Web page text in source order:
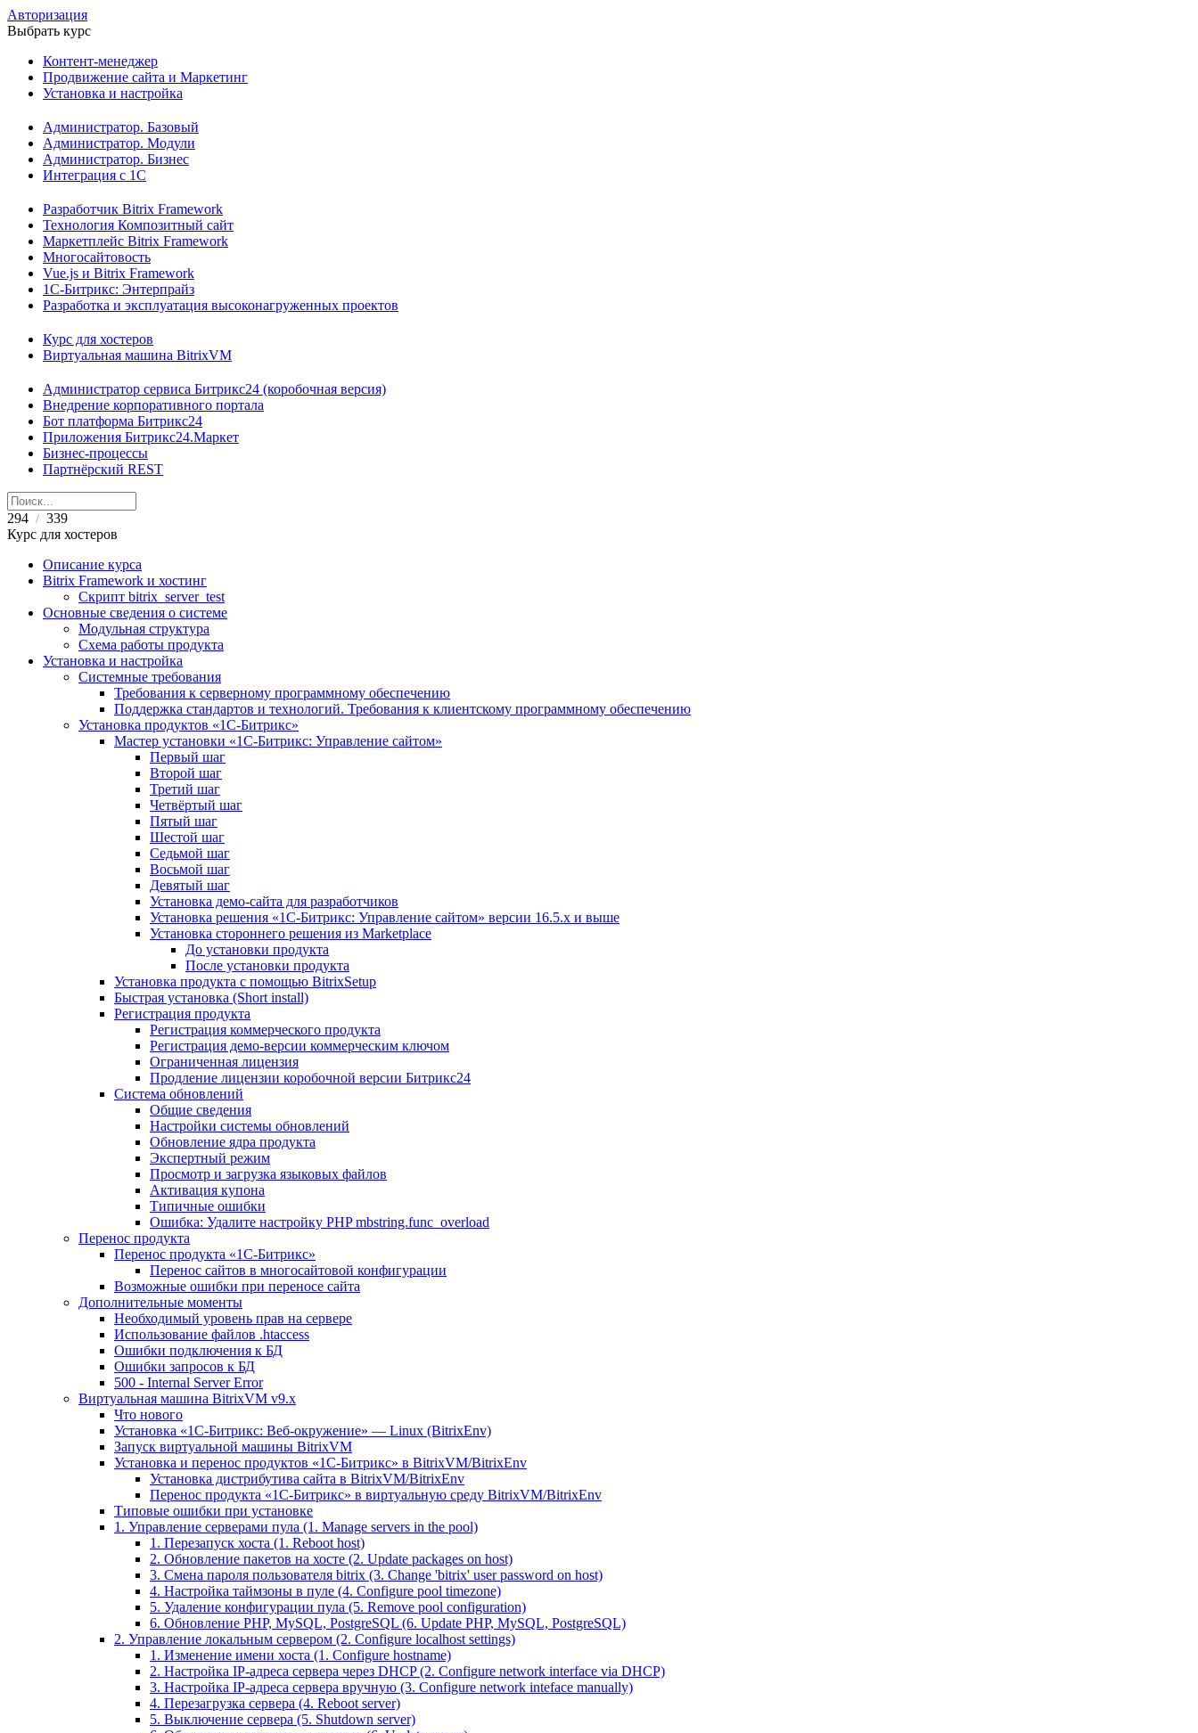
Авторизация
Выбрать курс
Контент-менеджер
Продвижение сайта и Маркетинг
Установка и настройка
Администратор. Базовый
Администратор. Модули
Администратор. Бизнес
Интеграция с 1С
Разработчик Bitrix Framework
Технология Композитный сайт
Маркетплейс Bitrix Framework
Многосайтовость
Vue.js и Bitrix Framework
1С-Битрикс: Энтерпрайз
Разработка и эксплуатация высоконагруженных проектов
Курс для хостеров
Виртуальная машина BitrixVM
Администратор сервиса Битрикс24 (коробочная версия)
Внедрение корпоративного портала
Бот платформа Битрикс24
Приложения Битрикс24.Маркет
Бизнес-процессы
Партнёрский REST
294 / 339
Курс для хостеров
Описание курса
Bitrix Framework и хостинг
Скрипт bitrix_server_test
Основные сведения о системе
Модульная структура
Схема работы продукта
Установка и настройка
Системные требования
Требования к серверному программному обеспечению
Поддержка стандартов и технологий. Требования к клиентскому программному обеспечению
Установка продуктов «1С-Битрикс»
Мастер установки «1C-Битрикс: Управление сайтом»
Первый шаг
Второй шаг
Третий шаг
Четвёртый шаг
Пятый шаг
Шестой шаг
Седьмой шаг
Восьмой шаг
Девятый шаг
Установка демо-сайта для разработчиков
Установка решения «1C-Битрикс: Управление сайтом» версии 16.5.х и выше
Установка стороннего решения из Marketplace
До установки продукта
После установки продукта
Установка продукта с помощью BitrixSetup
Быстрая установка (Short install)
Регистрация продукта
Регистрация коммерческого продукта
Регистрация демо-версии коммерческим ключом
Ограниченная лицензия
Продление лицензии коробочной версии Битрикс24
Система обновлений
Общие сведения
Настройки системы обновлений
Обновление ядра продукта
Экспертный режим
Просмотр и загрузка языковых файлов
Активация купона
Типичные ошибки
Ошибка: Удалите настройку PHP mbstring.func_overload
Перенос продукта
Перенос продукта «1C-Битрикс»
Перенос сайтов в многосайтовой конфигурации
Возможные ошибки при переносе сайта
Дополнительные моменты
Необходимый уровень прав на сервере
Использование файлов .htaccess
Ошибки подключения к БД
Ошибки запросов к БД
500 - Internal Server Error
Виртуальная машина BitrixVM v9.x
Что нового
Установка «1С-Битрикс: Веб-окружение» — Linux (BitrixEnv)
Запуск виртуальной машины BitrixVM
Установка и перенос продуктов «1С-Битрикс» в BitrixVM/BitrixEnv
Установка дистрибутива сайта в BitrixVM/BitrixEnv
Перенос продукта «1C-Битрикс» в виртуальную среду BitrixVM/BitrixEnv
Типовые ошибки при установке
1. Управление серверами пула (1. Manage servers in the pool)
1. Перезапуск хоста (1. Reboot host)
2. Обновление пакетов на хосте (2. Update packages on host)
3. Смена пароля пользователя bitrix (3. Change 'bitrix' user password on host)
4. Настройка таймзоны в пуле (4. Configure pool timezone)
5. Удаление конфигурации пула (5. Remove pool configuration)
6. Обновление PHP, MySQL, PostgreSQL (6. Update PHP, MySQL, PostgreSQL)
2. Управление локальным сервером (2. Configure localhost settings)
1. Изменение имени хоста (1. Configure hostname)
2. Настройка IP-адреса сервера через DHCP (2. Configure network interface via DHCP)
3. Настройка IP-адреса сервера вручную (3. Configure network inteface manually)
4. Перезагрузка сервера (4. Reboot server)
5. Выключение сервера (5. Shutdown server)